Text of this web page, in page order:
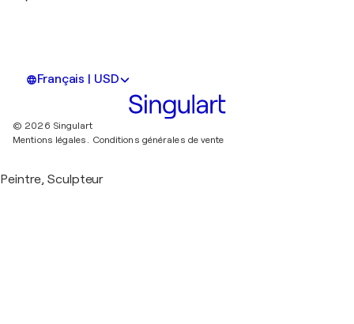
Français | USD
© 2026 Singulart
Mentions légales. Conditions générales de vente
Peintre, Sculpteur